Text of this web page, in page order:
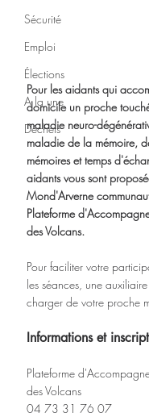
Sécurité
Emploi
Élections
A la une
Déchets
Pour les aidants qui
domicile un proche
maladie neuro-
maladie de la mémoire,
mémoires et temps
aidants vous sont
Mond'Arverne
Plateforme
des Volcans.
Pour faciliter votre
les séances, une
charger de votre proche
Informations et
Plateforme
des Volcans
04 73 31 76 07